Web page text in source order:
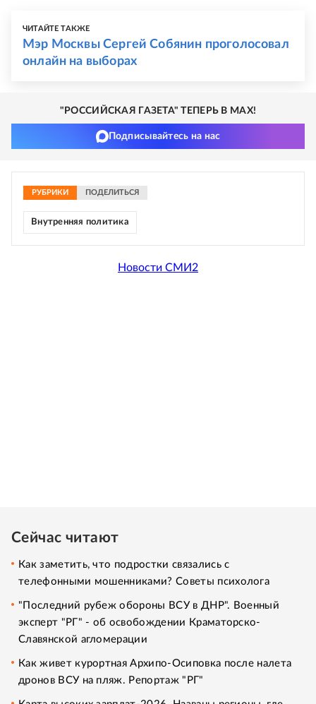
ЧИТАЙТЕ ТАКЖЕ
Мэр Москвы Сергей Собянин проголосовал
онлайн на выборах
"РОССИЙСКАЯ ГАЗЕТА" ТЕПЕРЬ В MAX!
Подписывайтесь на нас
РУБРИКИ ПОДЕЛИТЬСЯ
Внутренняя политика
Новости СМИ2
Сейчас читают
Как заметить, что подростки связались с
телефонными мошенниками? Советы психолога
"Последний рубеж обороны ВСУ в ДНР". Военный
эксперт "РГ" - об освобождении Краматорско-
Славянской агломерации
Как живет курортная Архипо-Осиповка после налета
дронов ВСУ на пляж. Репортаж "РГ"